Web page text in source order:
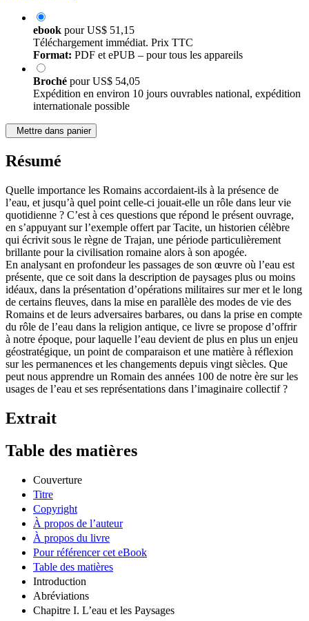
ebook pourUS$ 51,15
Téléchargement immédiat. Prix TTC
Format: PDF et ePUB – pour tous les appareils
Broché pourUS$ 54,05
Expédition en environ 10 jours ouvrables national, expédition
internationale possible
Mettre dans panier
Résumé
Quelle importance les Romains accordaient-ils à la présence de
l’eau, et jusqu’à quel point celle-ci jouait-elle un rôle dans leur vie
quotidienne ? C’est à ces questions que répond le présent ouvrage,
en s’appuyant sur l’exemple offert par Tacite, un historien célèbre
qui écrivit sous le règne de Trajan, une période particulièrement
brillante pour la civilisation romaine alors à son apogée.
En analysant en profondeur les passages de son œuvre où l’eau est
présente, que ce soit dans la description de paysages plus ou moins
idéaux, dans la présentation d’opérations militaires sur mer et le long
de certains fleuves, dans la mise en parallèle des modes de vie des
Romains et de leurs adversaires barbares, ou dans la prise en compte
du rôle de l’eau dans la religion antique, ce livre se propose d’offrir
à notre époque, pour laquelle l’eau devient de plus en plus un enjeu
géostratégique, un point de comparaison et une matière à réflexion
sur les permanences et les changements depuis vingt siècles. Que
peut nous apprendre un Romain des années 100 de notre ère sur les
usages de l’eau et ses représentations dans l’imaginaire collectif ?
Extrait
Table des matières
Couverture
Titre
Copyright
À propos de l’auteur
À propos du livre
Pour référencer cet eBook
Table des matières
Introduction
Abréviations
Chapitre I. L’eau et les Paysages